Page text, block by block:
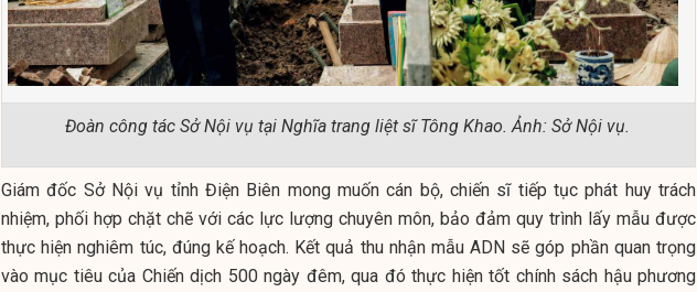
Đoàn công tác Sở Nội vụ tại Nghĩa trang liệt sĩ Tông Khao. Ảnh: Sở Nội vụ.
Giám đốc Sở Nội vụ tỉnh Điện Biên mong muốn cán bộ, chiến sĩ tiếp tục phát huy trách
nhiệm, phối hợp chặt chẽ với các lực lượng chuyên môn, bảo đảm quy trình lấy mẫu được
thực hiện nghiêm túc, đúng kế hoạch. Kết quả thu nhận mẫu ADN sẽ góp phần quan trọng
vào mục tiêu của Chiến dịch 500 ngày đêm, qua đó thực hiện tốt chính sách hậu phương